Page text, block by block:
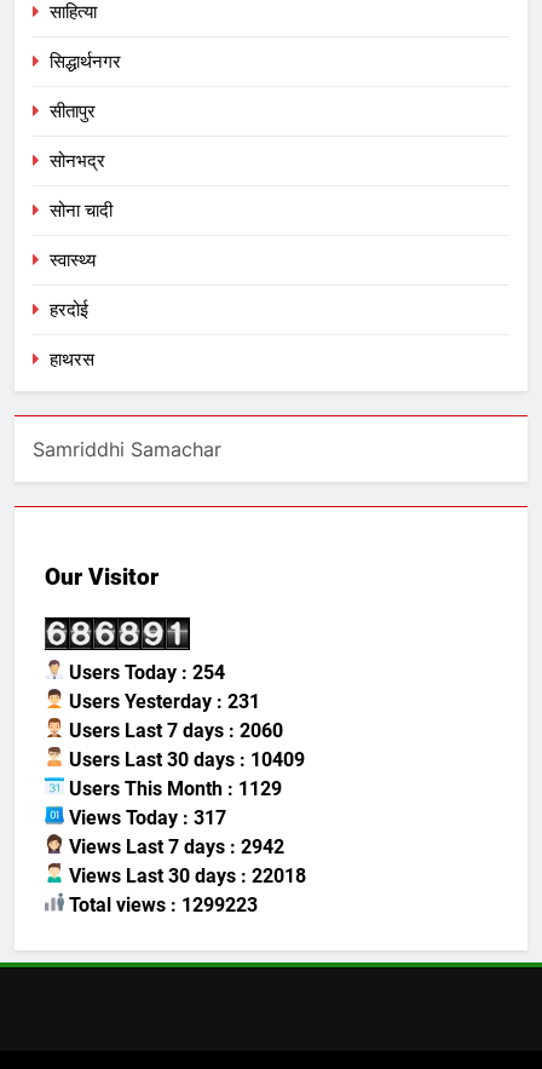
साहित्या
सिद्धार्थनगर
सीतापुर
सोनभद्र
सोना चादी
स्वास्थ्य
हरदोई
हाथरस
Samriddhi Samachar
Our Visitor
Users Today : 254
Users Yesterday : 231
Users Last 7 days : 2060
Users Last 30 days : 10409
Users This Month : 1129
Views Today : 317
Views Last 7 days : 2942
Views Last 30 days : 22018
Total views : 1299223